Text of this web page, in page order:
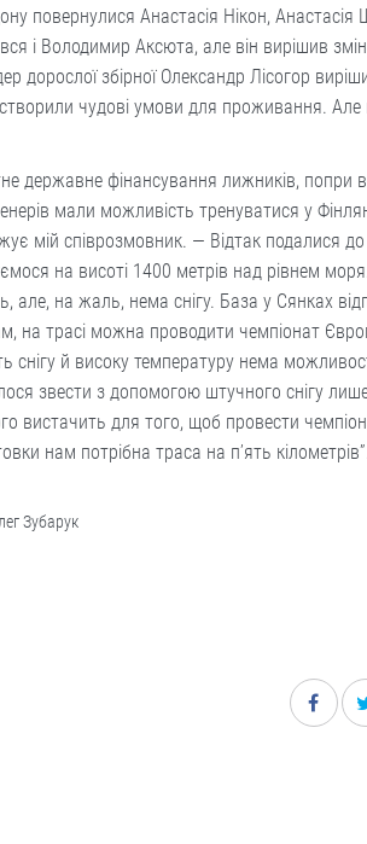
повернулися Анастасія Нікон, Анастасія
і Володимир Аксюта, але він вирішив
дорослої збірної Олександр Лісогор
чудові умови для проживання. Але
державне фінансування лижників, попри
мали можливість тренуватися у
мій співрозмовник. — Відтак подалися до
на висоті 1400 метрів над рівнем
але, на жаль, нема снігу. База у Сянках
на трасі можна проводити чемпіонат
снігу й високу температуру нема
звести з допомогою штучного снігу
вистачить для того, щоб провести
нам потрібна траса на п’ять
Зубарук